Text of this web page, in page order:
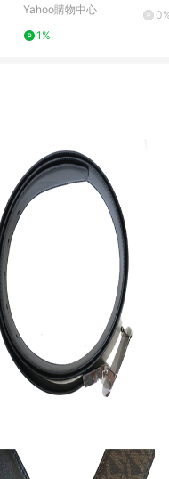
時尚紳士 鏤空自動扣皮
10-SGU
Yahoo購物中心
1%